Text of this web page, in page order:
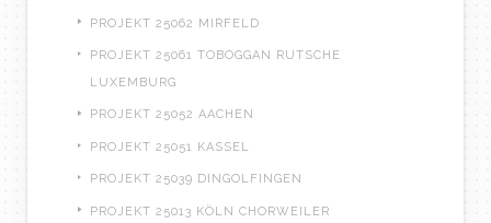
PROJEKT 25062 MIRFELD
PROJEKT 25061 TOBOGGAN RUTSCHE
LUXEMBURG
PROJEKT 25052 AACHEN
PROJEKT 25051 KASSEL
PROJEKT 25039 DINGOLFINGEN
PROJEKT 25013 KÖLN CHORWEILER